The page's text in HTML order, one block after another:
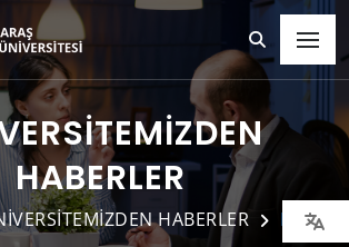
HABERLER
HABERLER Detay